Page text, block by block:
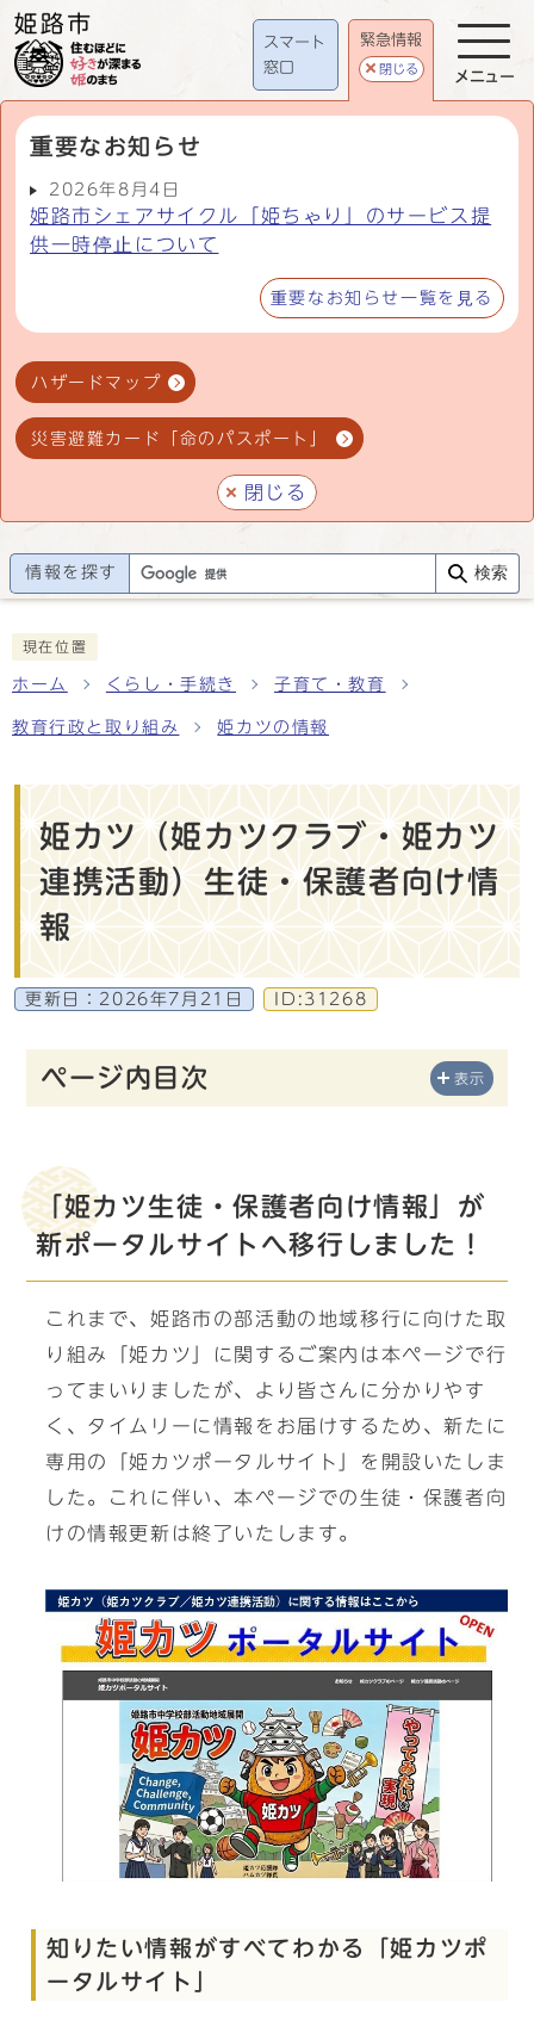
スマート
窓口
緊急情報
閉じる
重要なお知らせ
2026年8月4日
姫路市シェアサイクル「姫ちゃり」のサービス提
供一時停止について
重要なお知らせ一覧を見る
ハザードマップ
災害避難カード「命のパスポート」
閉じる
メニュー
情報を探す 検索
現在位置
ホーム くらし・手続き 子育て・教育
教育行政と取り組み 姫カツの情報
姫カツ（姫カツクラブ・姫カツ
連携活動）生徒・保護者向け情
報
更新日： 2026年7月21日 ID:31268
ページ内目次 表示
「姫カツ生徒・保護者向け情報」が
新ポータルサイトへ移行しました！
これまで、姫路市の部活動の地域移行に向けた取
り組み「姫カツ」に関するご案内は本ページで行
ってまいりましたが、より皆さんに分かりやす
く、タイムリーに情報をお届けするため、新たに
専用の「姫カツポータルサイト」を開設いたしま
した。これに伴い、本ページでの生徒・保護者向
けの情報更新は終了いたします。
知りたい情報がすべてわかる「姫カツポ
ータルサイト」